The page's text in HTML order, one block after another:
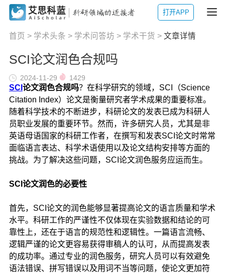
打开APP
首页 > 学术头条 > 学术问答坊 > 学术干货 > 文章详情
SCI论文润色合规吗
2024-11-29 1429
SCI 论文润色合规吗？在科学研究的领域，SCI（Science
Citation Index）论文是衡量研究者学术成果的重要标准。
随着科学技术的不断进步，科研论文的发表已成为科研人
员职业发展的重要环节。然而，许多研究人员，尤其是非
英语母语国家的科研工作者，在撰写和发表SCI论文时常常
面临语言表达、科学术语使用以及论文结构安排等方面的
挑战。为了解决这些问题，SCI论文润色服务应运而生。
SCI论文润色的必要性
首先，SCI论文的润色能够显著提高论文的语言质量和学术
水平。科研工作的严谨性不仅体现在实验数据和结论的可
靠性上，还在于语言的规范性和逻辑性。一篇语言流畅、
逻辑严谨的论文更容易获得审稿人的认可，从而提高发表
的成功率。通过专业的润色服务，研究人员可以有效避免
语法错误、拼写错误以及用词不当等问题，使论文更加符